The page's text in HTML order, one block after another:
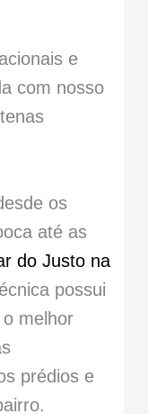
e
com nosso
os
até as
do Justo na
possui
melhor
prédios e